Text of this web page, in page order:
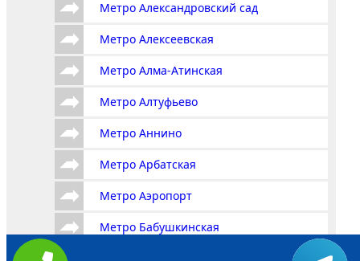
Метро Александровский сад
Метро Алексеевская
Метро Алма-Атинская
Метро Алтуфьево
Метро Аннино
Метро Арбатская
Метро Аэропорт
Метро Бабушкинская